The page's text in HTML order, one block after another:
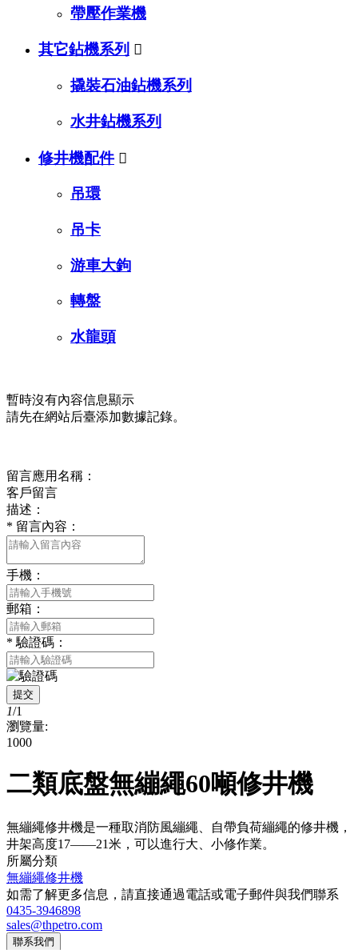
帶壓作業機
其它鉆機系列 
撬裝石油鉆機系列
水井鉆機系列
修井機配件 
吊環
吊卡
游車大鉤
轉盤
水龍頭
暫時沒有內容信息顯示
請先在網站后臺添加數據記錄。
留言應用名稱：
客戶留言
描述：
* 留言內容：
手機：
郵箱：
* 驗證碼：
提交
1/1
瀏覽量:
1000
二類底盤無繃繩60噸修井機
無繃繩修井機是一種取消防風繃繩、自帶負荷繃繩的修井機，
井架高度17——21米，可以進行大、小修作業。
所屬分類
無繃繩修井機
如需了解更多信息，請直接通過電話或電子郵件與我們聯系
0435-3946898
sales@thpetro.com
聯系我們